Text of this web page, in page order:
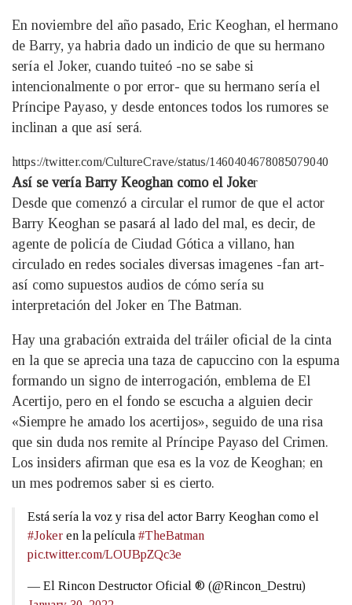
En noviembre del año pasado, Eric Keoghan, el hermano
de Barry, ya habria dado un indicio de que su hermano
sería el Joker, cuando tuiteó -no se sabe si
intencionalmente o por error- que su hermano sería el
Príncipe Payaso, y desde entonces todos los rumores se
inclinan a que así será.
https://twitter.com/CultureCrave/status/1460404678085079040
Así se vería Barry Keoghan como el Joker
Desde que comenzó a circular el rumor de que el actor
Barry Keoghan se pasará al lado del mal, es decir, de
agente de policía de Ciudad Gótica a villano, han
circulado en redes sociales diversas imagenes -fan art-
así como supuestos audios de cómo sería su
interpretación del Joker en The Batman.
Hay una grabación extraida del tráiler oficial de la cinta
en la que se aprecia una taza de capuccino con la espuma
formando un signo de interrogación, emblema de El
Acertijo, pero en el fondo se escucha a alguien decir
«Siempre he amado los acertijos», seguido de una risa
que sin duda nos remite al Príncipe Payaso del Crimen.
Los insiders afirman que esa es la voz de Keoghan; en
un mes podremos saber si es cierto.
Está sería la voz y risa del actor Barry Keoghan como el
#Joker en la película #TheBatman
pic.twitter.com/LOUBpZQc3e
— El Rincon Destructor Oficial ® (@Rincon_Destru)